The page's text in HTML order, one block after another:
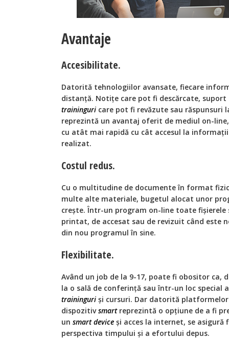
Avantaje
Accesibilitate.
Datorită tehnologiilor avansate, fiecare
distanță. Notițe care pot fi descărcate,
traininguri care pot fi revăzute sau
reprezintă un avantaj oferit de mediul on-
cu atât mai rapidă cu cât accesul la
realizat.
Costul redus.
Cu o multitudine de documente în format
multe alte materiale, bugetul alocat unor
crește. Într-un program on-line toate
printat, de accesat sau de revizuit când este
din nou programul în sine.
Flexibilitate.
Având un job de la 9-17, poate fi obositor ca,
la o sală de conferință sau într-un loc
traininguri și cursuri. Dar datorită
dispozitivsmartreprezintă o opțiune de a fi
un smart device și acces la internet, se
perspectiva timpului și a efortului depus.